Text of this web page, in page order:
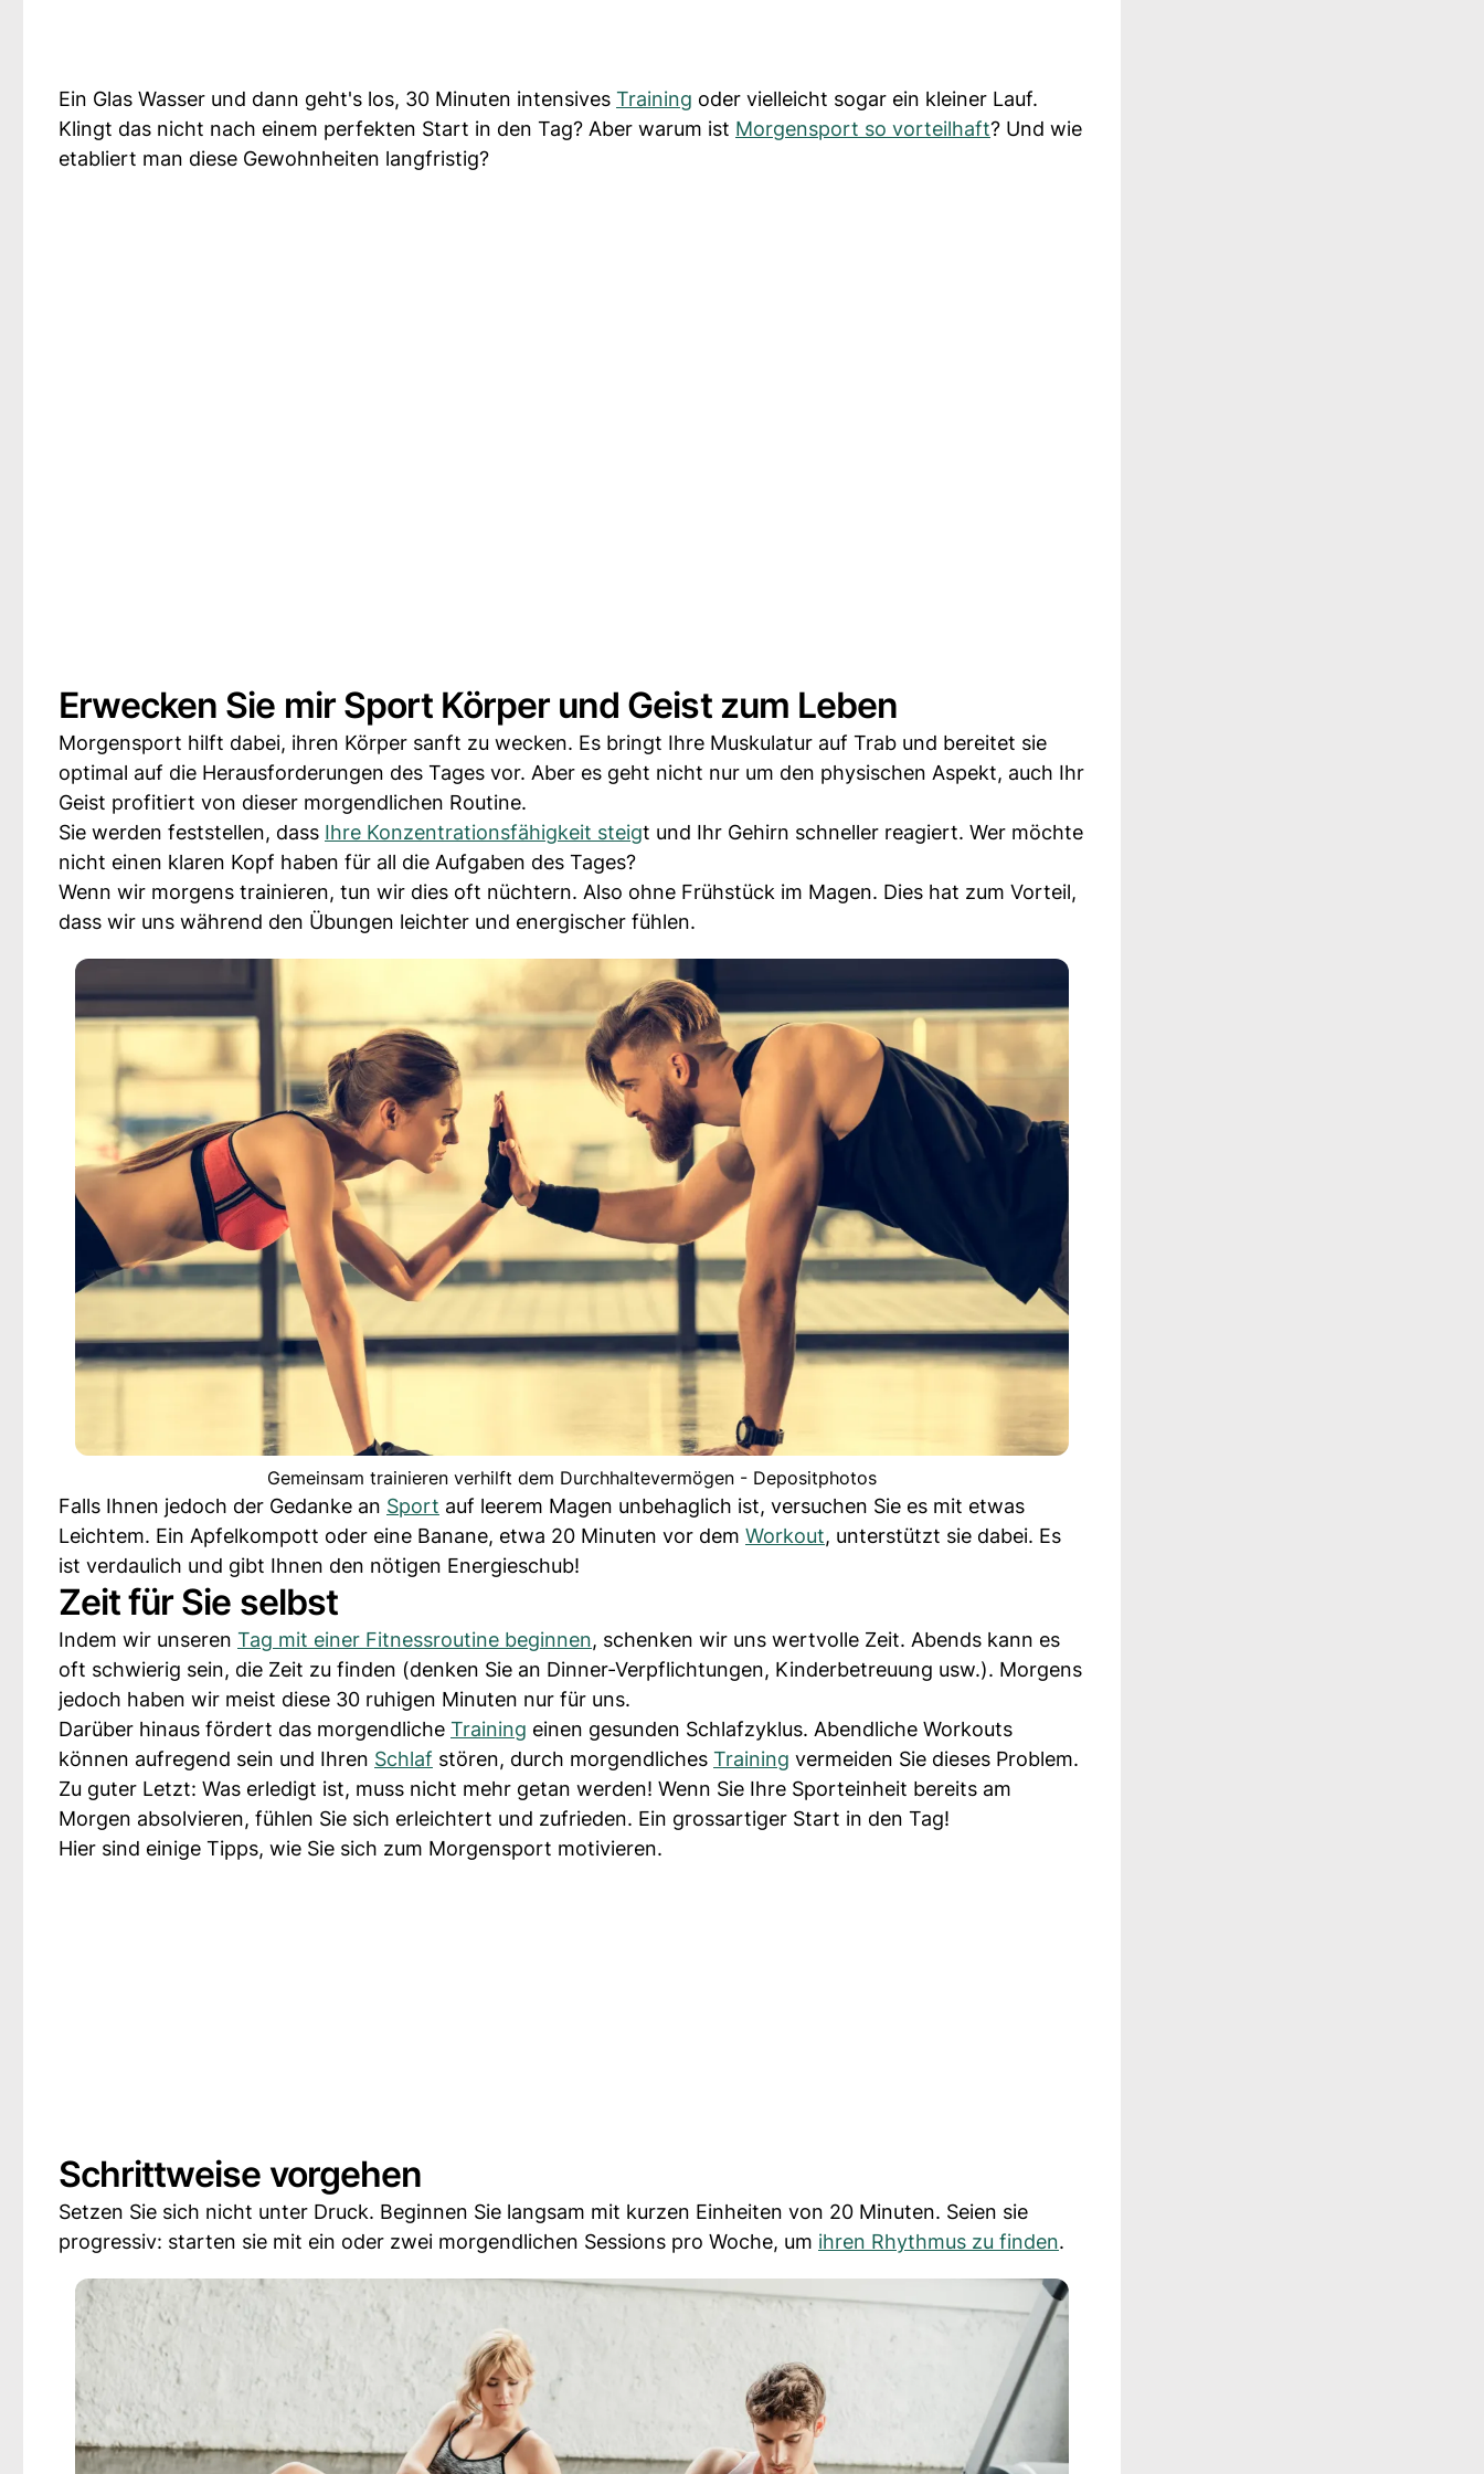
Ein Glas Wasser und dann geht's los, 30 Minuten intensives Training oder vielleicht sogar ein kleiner Lauf.
Klingt das nicht nach einem perfekten Start in den Tag? Aber warum ist Morgensport so vorteilhaft? Und wie
etabliert man diese Gewohnheiten langfristig?
Erwecken Sie mir Sport Körper und Geist zum Leben
Morgensport hilft dabei, ihren Körper sanft zu wecken. Es bringt Ihre Muskulatur auf Trab und bereitet sie
optimal auf die Herausforderungen des Tages vor. Aber es geht nicht nur um den physischen Aspekt, auch Ihr
Geist profitiert von dieser morgendlichen Routine.
Sie werden feststellen, dass Ihre Konzentrationsfähigkeit steigt und Ihr Gehirn schneller reagiert. Wer möchte
nicht einen klaren Kopf haben für all die Aufgaben des Tages?
Wenn wir morgens trainieren, tun wir dies oft nüchtern. Also ohne Frühstück im Magen. Dies hat zum Vorteil,
dass wir uns während den Übungen leichter und energischer fühlen.
Gemeinsam trainieren verhilft dem Durchhaltevermögen - Depositphotos
Falls Ihnen jedoch der Gedanke an Sport auf leerem Magen unbehaglich ist, versuchen Sie es mit etwas
Leichtem. Ein Apfelkompott oder eine Banane, etwa 20 Minuten vor dem Workout, unterstützt sie dabei. Es
ist verdaulich und gibt Ihnen den nötigen Energieschub!
Zeit für Sie selbst
Indem wir unseren Tag mit einer Fitnessroutine beginnen, schenken wir uns wertvolle Zeit. Abends kann es
oft schwierig sein, die Zeit zu finden (denken Sie an Dinner-Verpflichtungen, Kinderbetreuung usw.). Morgens
jedoch haben wir meist diese 30 ruhigen Minuten nur für uns.
Darüber hinaus fördert das morgendliche Training einen gesunden Schlafzyklus. Abendliche Workouts
können aufregend sein und Ihren Schlaf stören, durch morgendliches Training vermeiden Sie dieses Problem.
Zu guter Letzt: Was erledigt ist, muss nicht mehr getan werden! Wenn Sie Ihre Sporteinheit bereits am
Morgen absolvieren, fühlen Sie sich erleichtert und zufrieden. Ein grossartiger Start in den Tag!
Hier sind einige Tipps, wie Sie sich zum Morgensport motivieren.
Schrittweise vorgehen
Setzen Sie sich nicht unter Druck. Beginnen Sie langsam mit kurzen Einheiten von 20 Minuten. Seien sie
progressiv: starten sie mit ein oder zwei morgendlichen Sessions pro Woche, um ihren Rhythmus zu finden.